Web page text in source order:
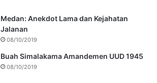
Medan: Anekdot Lama dan Kejahatan
Jalanan
08/10/2019
Buah Simalakama Amandemen UUD 1945
08/10/2019